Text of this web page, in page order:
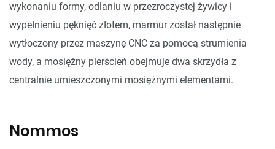
wykonaniu formy, odlaniu w przezroczystej żywicy i
wypełnieniu pęknięć złotem, marmur został następnie
wytłoczony przez maszynę CNC za pomocą strumienia
wody, a mosiężny pierścień obejmuje dwa skrzydła z
centralnie umieszczonymi mosiężnymi elementami.
Nommos